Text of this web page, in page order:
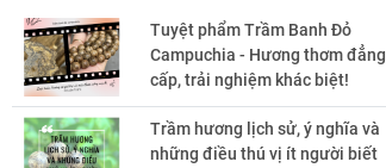
Tuyệt phẩm Trầm Banh Đỏ
Campuchia - Hương thơm đẳng
cấp, trải nghiệm khác biệt!
Trầm hương lịch sử, ý nghĩa và
những điều thú vị ít người biết